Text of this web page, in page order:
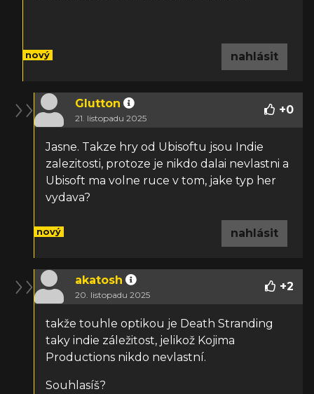
nový nahlásit
Glutton
21. listopadu 2025
+0
Jasne. Takze hry od Ubisoftu jsou Indie
zalezitosti, protoze je nikdo dalai nevlastni a
Ubisoft ma volne ruce v tom, jake typ her
vydava?
nový nahlásit
akatosh
20. listopadu 2025
+2
takže touhle optikou je Death Stranding
taky indie záležitost, jelikož Kojima
Productions nikdo nevlastní.
Souhlasíš?